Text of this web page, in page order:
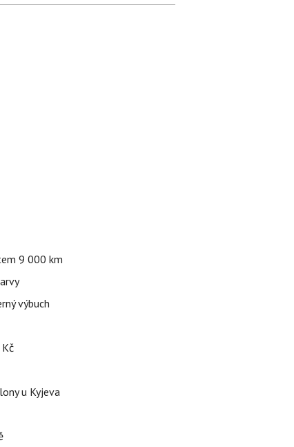
9 000 km
výbuch
u Kyjeva